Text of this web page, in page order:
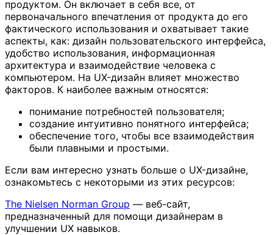
продуктом. Он включает в себя все, от
первоначального впечатления от продукта до его
фактического использования и охватывает такие
аспекты, как: дизайн пользовательского интерфейса,
удобство использования, информационная
архитектура и взаимодействие человека с
компьютером. На UX-дизайн влияет множество
факторов. К наиболее важным относятся:
понимание потребностей пользователя;
создание интуитивно понятного интерфейса;
обеспечение того, чтобы все взаимодействия
были плавными и простыми.
Если вам интересно узнать больше о UX-дизайне,
ознакомьтесь с некоторыми из этих ресурсов:
The Nielsen Norman Group — веб-сайт,
предназначенный для помощи дизайнерам в
улучшении UX навыков.